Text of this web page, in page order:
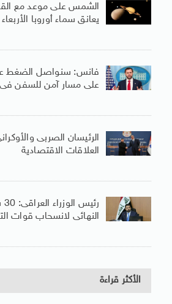
الشمس على موعد مع
يعانق سماء أوروبا الأربعاء
فانس: سنواصل الضغط
على مسار آمن للسفن
الرئيسان الصربى
العلاقات الاقتصادية
النهائى لانسحاب قوات
الأكثر قراءة